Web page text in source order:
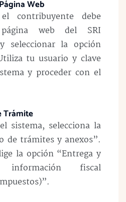
Web
contribuyente debe
web del SRI
y seleccionar la opción
tu usuario y clave
y proceder con el
Trámite
sistema, selecciona la
de trámites y anexos”.
la opción “Entrega y
fiscal